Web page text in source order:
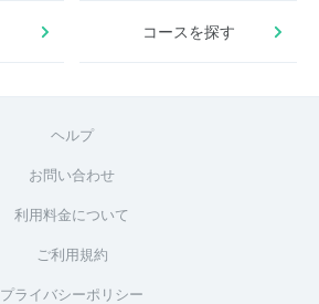
コースを探す
ヘルプ
お問い合わせ
利用料金について
ご利用規約
プライバシーポリシー